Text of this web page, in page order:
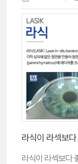
라식이 라섹보
라식이 라섹보다